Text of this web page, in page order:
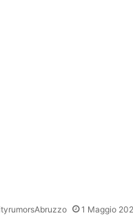
1 Maggio